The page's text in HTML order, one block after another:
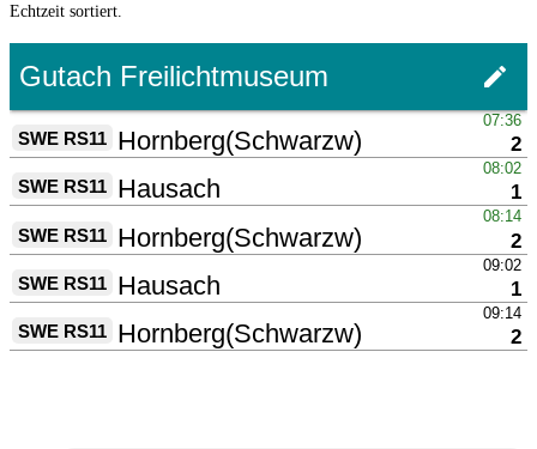
Echtzeit sortiert.